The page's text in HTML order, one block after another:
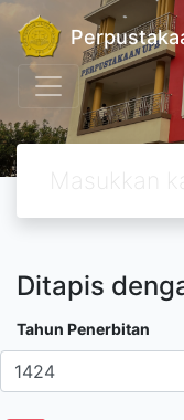
Ditapis
Tahun Penerbitan